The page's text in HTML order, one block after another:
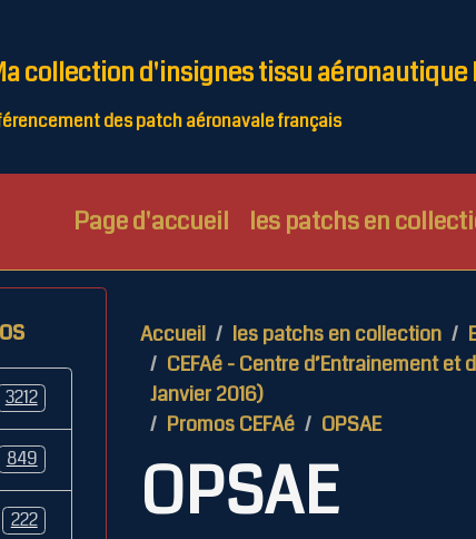
collection d'insignes tissu aéronautique
des patch aéronavale français
Page d'accueil les patchs en
Accueil les patchs en collection
CEFAé - Centre d’Entrainement et
Janvier 2016)
Promos CEFAé
OPSAE
OPSAE
3212
849
222